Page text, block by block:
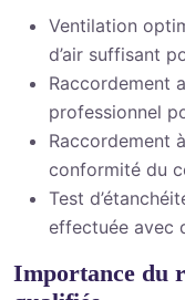
Ventilation
d’air suffisant
Raccordement
professionnel
Raccordement
conformité du
Test
effectuée avec
Importance du